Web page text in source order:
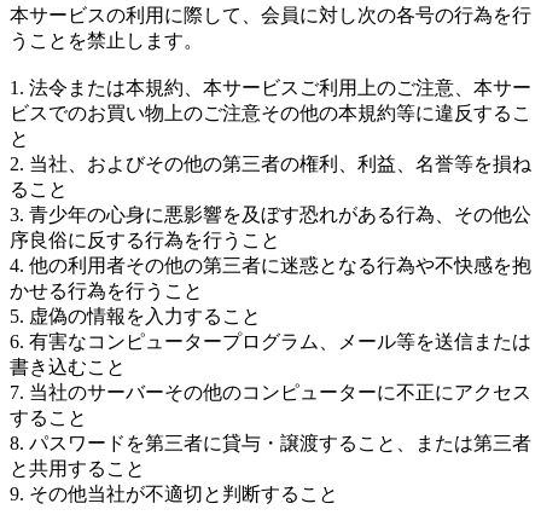
本サービスの利用に際して、会員に対し次の各号の行為を行
うことを禁止します。
1. 法令または本規約、本サービスご利用上のご注意、本サー
ビスでのお買い物上のご注意その他の本規約等に違反するこ
と
2. 当社、およびその他の第三者の権利、利益、名誉等を損ね
ること
3. 青少年の心身に悪影響を及ぼす恐れがある行為、その他公
序良俗に反する行為を行うこと
4. 他の利用者その他の第三者に迷惑となる行為や不快感を抱
かせる行為を行うこと
5. 虚偽の情報を入力すること
6. 有害なコンピュータープログラム、メール等を送信または
書き込むこと
7. 当社のサーバーその他のコンピューターに不正にアクセス
すること
8. パスワードを第三者に貸与・譲渡すること、または第三者
と共用すること
9. その他当社が不適切と判断すること